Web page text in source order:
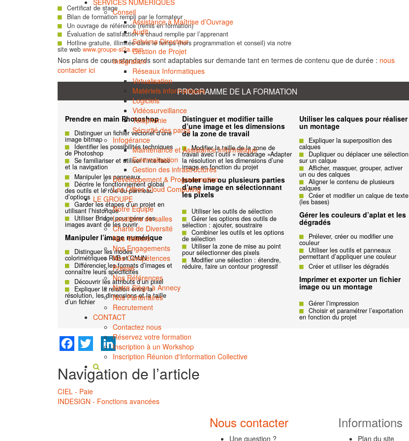
SERVICES NUMÉRIQUES
Conseil
Assistance à Maîtrise d’Ouvrage
Audit
Schéma Directeur
Gestion de Projet
Intégration
Réseaux Informatiques
Virtualisation
Matériels informatiques
Logiciels
Vidéosurveillance
Téléphonie
Sécurité des parcs
Infogérance
Maintenance et Assistance Informatique
Externalisation
Gestion des infrastructures
Développement & Programmation
Les Offres Cloud Computing
LE GROUPE
Notre Équipe
Locations de salles
Charte de Diversité
Nos Valeurs
Nos Engagements
Nos Compétences
Presse
Nos Références
Notre Siège à Annecy
Nos Partenaires
Recrutement
CONTACT
Contactez nous
Réservez votre formation
Inscription à un Workshop
Inscription Réunion d'Information Collective
Certificat de stage
Bilan de formation rempli par le formateur
Un ouvrage de référence (remis en formation)
Évaluation de satisfaction à chaud remplie par l’apprenant
Hotline gratuite, illimitée dans le temps (hors programmation et conseil) via notre
site web www.groupe-si2a.com
Nos plans de cours standards sont adaptables sur demande tant en termes de contenu que de durée : nous
contacter ici
PROGRAMME DE LA FORMATION
Prendre en main Photoshop
Distinguer un fichier vectoriel d’une
image bitmap
Identifier les possibilités techniques
de Photoshop
Se familiariser et utiliser l’interface
et la navigation
Manipuler les panneaux
Décrire le fonctionnement global
des outils et le rôle du panneau
d’options
Garder les étapes d’un projet en
utilisant l’historique
Utiliser Bridge pour gérer ses
images avant de les ouvrir
Manipuler l’image numérique
Distinguer les modes
colorimétriques RVB et CMJN
Différencier les formats d’images et
connaître leurs spécificités
Découvrir les attributs d’un pixel
Expliquer la relation entre la
résolution, les dimensions et la taille
d’un fichier
Distinguer et modifier taille
d’une image et les dimensions
de la zone de travail
Modifier la taille de la zone de
travail avec l’outil « recadrage »Adapter
la résolution et les dimensions d’une
image en fonction du projet
Isoler une ou plusieurs parties
d’une image en sélectionnant
les pixels
Utiliser les outils de sélection
Gérer les options des outils de
sélection : ajouter, soustraire
Combiner les outils et les options
de sélection
Utiliser la zone de mise au point
pour sélectionner des pixels
Modifier une sélection : étendre,
réduire, faire un contour progressif
Utiliser les calques pour réaliser
un montage
Expliquer la superposition des
calques
Dupliquer ou déplacer une sélection
sur un calque
Afficher, masquer, grouper, activer
un ou des calques
Aligner le contenu de plusieurs
calques
Créer et modifier un calque de texte
(les bases)
Gérer les couleurs d’aplat et les
dégradés
Prélever, créer ou modifier une
couleur
Utiliser les outils et panneaux
permettant d’appliquer une couleur
Créer et utiliser les dégradés
Imprimer et exporter un fichier
image ou un montage
Gérer l’impression
Choisir et paramétrer l’exportation
en fonction du projet
Facebook
TwitterLinkedIn
Navigation de l’article
CIEL - Paie
INDESIGN - Fonctions avancées
Nous contacter
Une question ?
Informations
Plan du site